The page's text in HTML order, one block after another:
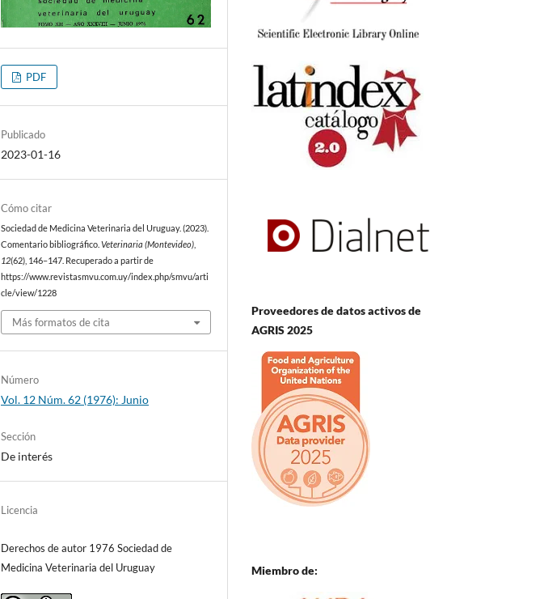
PDF
Publicado
2023-01-16
Cómo citar
Sociedad de Medicina Veterinaria del Uruguay. (2023).
Comentario bibliográfico.Veterinaria (Montevideo),
12(62), 146–147. Recuperado a partir de
https://www.revistasmvu.com.uy/index.php/smvu/arti
cle/view/1228
Más formatos de cita
Número
Vol. 12 Núm. 62 (1976): Junio
Sección
De interés
Licencia
Derechos de autor 1976 Sociedad de
Medicina Veterinaria del Uruguay
Proveedores de datos activos de
AGRIS 2025
Miembro de: